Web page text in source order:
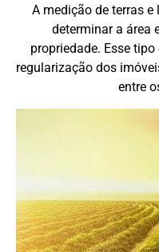
A medição de terras
determinar a área
propriedade. Esse
regularização dos
entre